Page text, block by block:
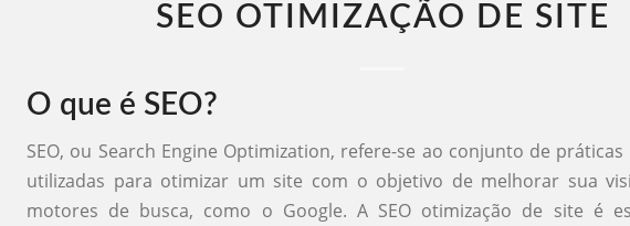
SEO OTIMIZAÇÃO DE SITE​
O que é SEO?
SEO, ou Search Engine Optimization, refere-se ao conjunto de
utilizadas para otimizar um site com o objetivo de melhorar sua
motores de busca, como o Google. A SEO otimização de site é